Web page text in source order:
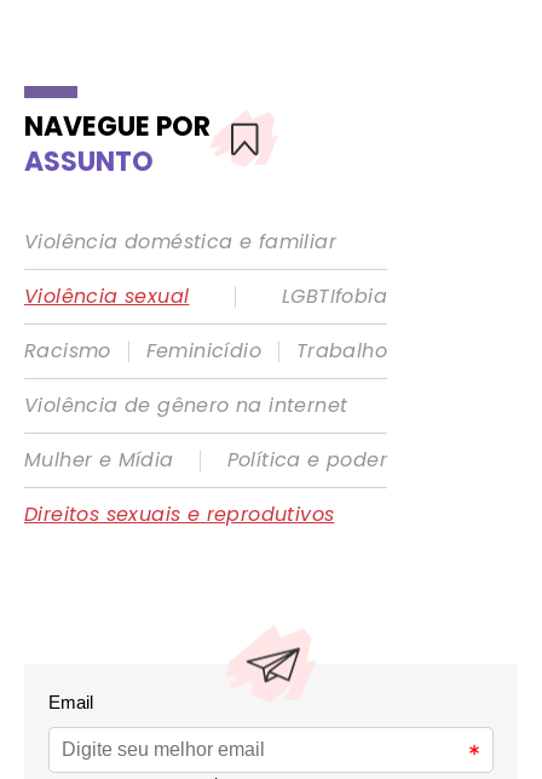
NAVEGUE POR
ASSUNTO
Violência doméstica e familiar
Violência sexual
|
LGBTIfobia
Racismo
| Feminicídio |
Trabalho
Violência de gênero na internet
Mulher e Mídia
|
Política e poder
Direitos sexuais e reprodutivos